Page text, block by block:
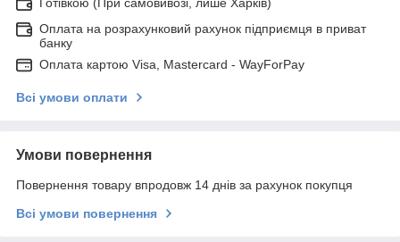
Готівкою (При самовивозі, лише Харків)
Оплата на розрахунковий рахунок підприємця в приват
банку
Оплата картою Visa, Mastercard - WayForPay
Всі умови оплати
Умови повернення
Повернення товару впродовж 14 днів за рахунок покупця
Всі умови повернення